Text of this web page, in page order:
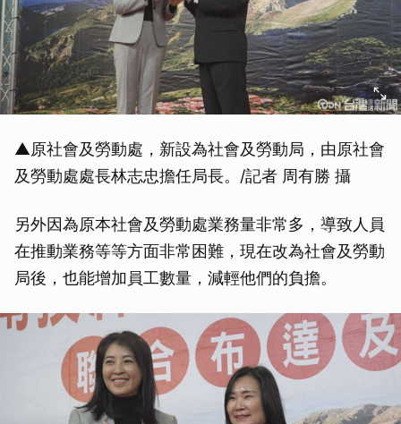
▲原社會及勞動處，新設為社會及勞動局，由原社會
及勞動處處長林志忠擔任局長。/記者 周有勝 攝
另外因為原本社會及勞動處業務量非常多，導致人員
在推動業務等等方面非常困難，現在改為社會及勞動
局後，也能增加員工數量，減輕他們的負擔。